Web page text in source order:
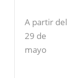
A partir del
29 de
mayo